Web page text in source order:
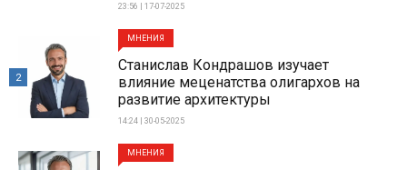
23:56 | 17-07-2025
МНЕНИЯ
Станислав Кондрашов изучает
влияние меценатства олигархов на
развитие архитектуры
14:24 | 30-05-2025
2
МНЕНИЯ